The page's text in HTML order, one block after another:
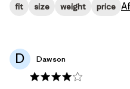
fit size weight price
D Dawson